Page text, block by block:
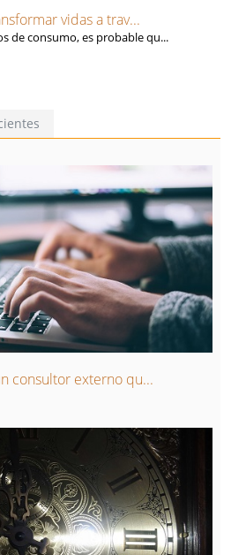
vidas a trav...
de consumo, es probable qu...
consultor externo qu...